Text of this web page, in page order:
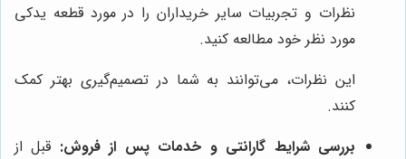
نظرات و تجربیات سایر خریداران را در مورد قطعه یدکی
مورد نظر خود مطالعه کنید.
این نظرات، می‌توانند به شما در تصمیم‌گیری بهتر کمک
کنند.
بررسی شرایط گارانتی و خدمات پس از فروش: قبل از